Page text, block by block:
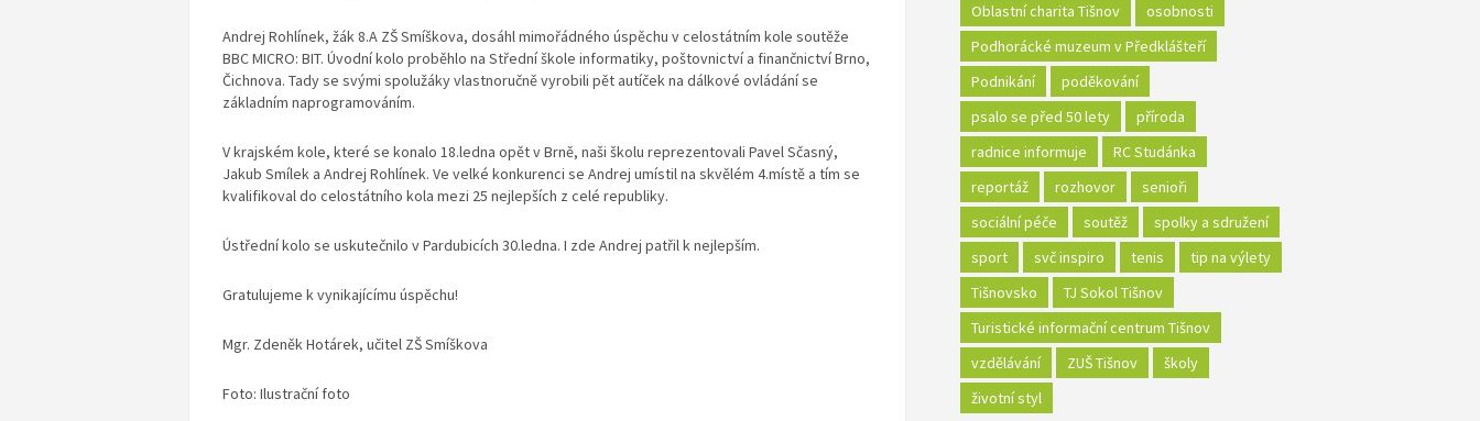
Andrej Rohlínek, žák 8.A ZŠ Smíškova, dosáhl mimořádného úspěchu v celostátním kole soutěže
BBC MICRO: BIT. Úvodní kolo proběhlo na Střední škole informatiky, poštovnictví a finančnictví Brno,
Čichnova. Tady se svými spolužáky vlastnoručně vyrobili pět autíček na dálkové ovládání se
základním naprogramováním.
V krajském kole, které se konalo 18.ledna opět v Brně, naši školu reprezentovali Pavel Sčasný,
Jakub Smílek a Andrej Rohlínek. Ve velké konkurenci se Andrej umístil na skvělém 4.místě a tím se
kvalifikoval do celostátního kola mezi 25 nejlepších z celé republiky.
Ústřední kolo se uskutečnilo v Pardubicích 30.ledna. I zde Andrej patřil k nejlepším.
Gratulujeme k vynikajícímu úspěchu!
Mgr. Zdeněk Hotárek, učitel ZŠ Smíškova
Foto: Ilustrační foto
Oblastní charita Tišnov
osobnosti
Podhorácké muzeum v Předklášteří
Podnikání
poděkování
psalo se před 50 lety
příroda
radnice informuje
RC Studánka
reportáž
rozhovor
senioři
sociální péče
soutěž
spolky a sdružení
sport
svč inspiro tenis
tip na výlety
Tišnovsko
TJ Sokol Tišnov
Turistické informační centrum Tišnov
vzdělávání
ZUŠ Tišnov
školy
životní styl